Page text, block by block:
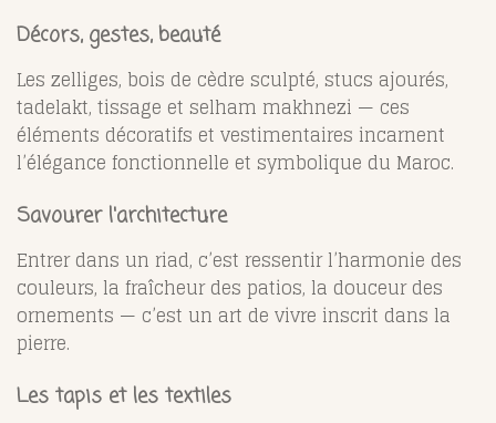
Décors, gestes, beauté
Les zelliges, bois de cèdre sculpté, stucs ajourés,
tadelakt, tissage et selham makhnezi — ces
éléments décoratifs et vestimentaires incarnent
l’élégance fonctionnelle et symbolique du Maroc.
Savourer l'architecture
Entrer dans un riad, c’est ressentir l’harmonie des
couleurs, la fraîcheur des patios, la douceur des
ornements — c’est un art de vivre inscrit dans la
pierre.
Les tapis et les textiles